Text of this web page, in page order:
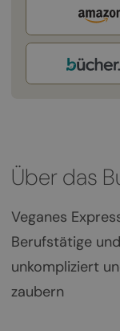
Über das
Veganes
Berufstätige
unkompliziert
zaubern